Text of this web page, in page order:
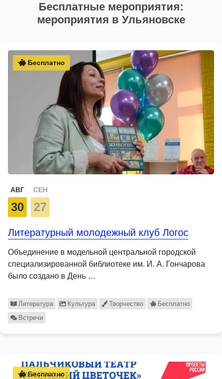
Бесплатные мероприятия:
мероприятия в Ульяновске
Бесплатно
АВГ
30
СЕН
27
Литературный молодежный клуб Логос
Объединение в модельной центральной городской
специализированной библиотеке им. И. А. Гончарова
было создано в День …
Литература Культура Творчество
Бесплатно
Встречи
Бесплатно